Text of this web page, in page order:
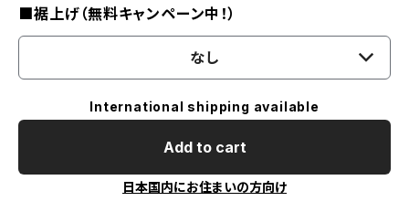
■裾上げ（無料キャンペーン中！）
なし
International shipping available
Add to cart
日本国内にお住まいの方向け